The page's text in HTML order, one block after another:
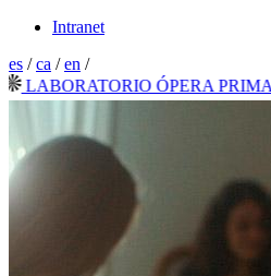
Intranet
es /ca /en /
ÓPERA PRIMA -